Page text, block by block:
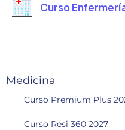
Curso
Medicina
Curso Premium Plus
Curso Resi 360 2027